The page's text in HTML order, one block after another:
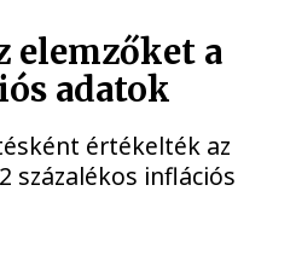
elemzőket a
adatok
értékelték az
százalékos inflációs